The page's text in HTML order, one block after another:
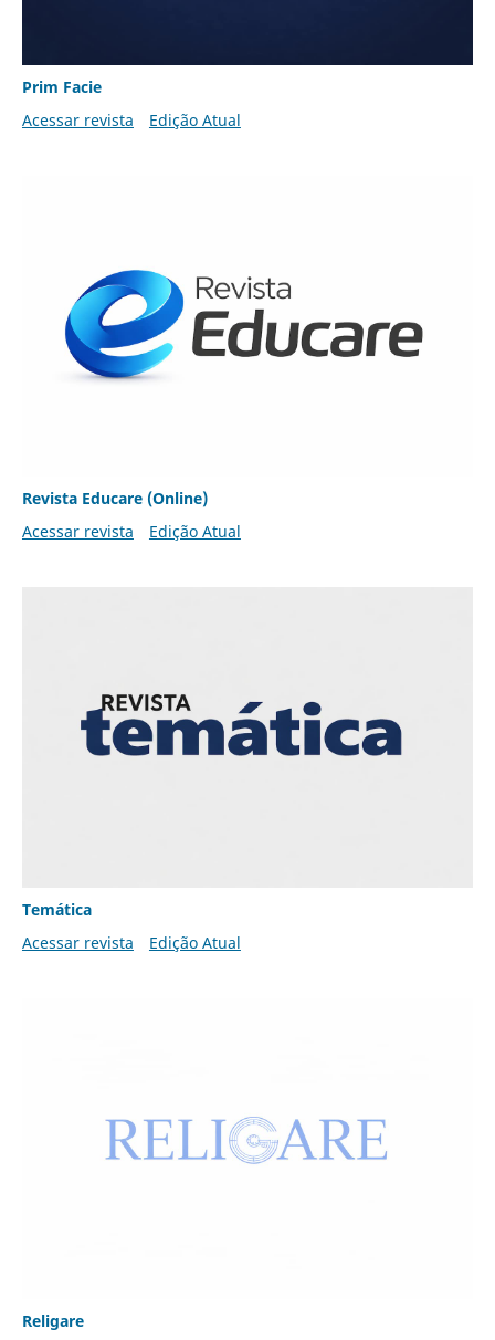
Prim Facie
Acessar revista
Edição Atual
Revista Educare (Online)
Acessar revista
Edição Atual
Temática
Acessar revista
Edição Atual
Religare